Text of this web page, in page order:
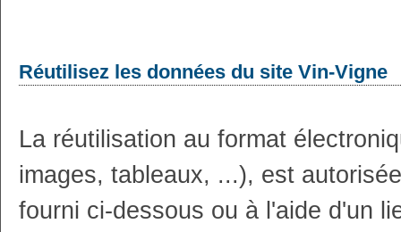
Réutilisez les données du site Vin-Vigne
La réutilisation au format
images, tableaux, ...), est
fourni ci-dessous ou à l'aide d'un